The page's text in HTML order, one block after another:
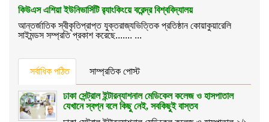
কিউএস এশিয়া ইউনিভার্সিটি র‌্যাংকিংয়ে বরেন্দ্র বিশ্ববিদ্যালয়
আন্তর্জাতিক স্বীকৃতিপ্রাপ্ত যুক্তরাজ্যভিত্তিক প্রতিষ্ঠান কোয়াকুয়ারেলি
সাইমন্ডস সম্প্রতি প্রকাশ করেছে....... ...
সর্বাধিক পঠিত সাম্প্রতিক পোস্ট
ঢাকা সেন্ট্রাল ইন্টারন্যাশনাল মেডিকেল কলেজ ও হাসপাতাল
যেখানে স্বপ্ন বলে কিছু নেই, সবকিছুই বাস্তব